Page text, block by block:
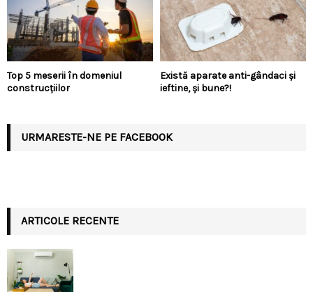
Top 5 meserii în domeniul
construcțiilor
Există aparate anti-gândaci și
ieftine, și bune?!
URMARESTE-NE PE FACEBOOK
ARTICOLE RECENTE